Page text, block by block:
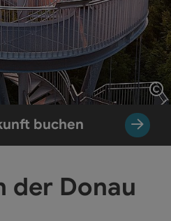
buchen
der Donau